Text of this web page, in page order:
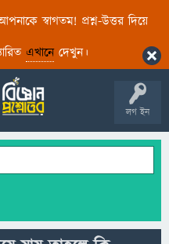
স্বাগতম! প্রশ্ন-উত্তর দিয়ে
এখানেদেখুন।
লগ ইন